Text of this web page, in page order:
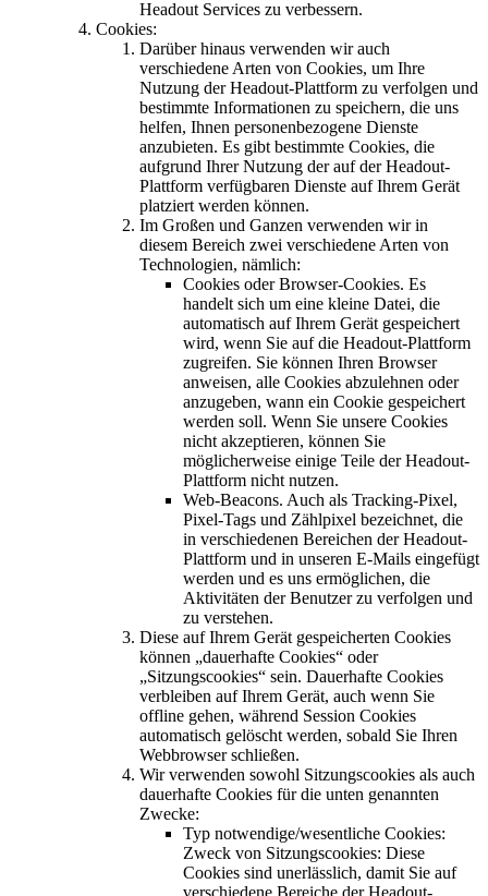
Headout Services zu verbessern.
Cookies:
Darüber hinaus verwenden wir auch
verschiedene Arten von Cookies, um Ihre
Nutzung der Headout-Plattform zu verfolgen und
bestimmte Informationen zu speichern, die uns
helfen, Ihnen personenbezogene Dienste
anzubieten. Es gibt bestimmte Cookies, die
aufgrund Ihrer Nutzung der auf der Headout-
Plattform verfügbaren Dienste auf Ihrem Gerät
platziert werden können.
Im Großen und Ganzen verwenden wir in
diesem Bereich zwei verschiedene Arten von
Technologien, nämlich:
Cookies oder Browser-Cookies. Es
handelt sich um eine kleine Datei, die
automatisch auf Ihrem Gerät gespeichert
wird, wenn Sie auf die Headout-Plattform
zugreifen. Sie können Ihren Browser
anweisen, alle Cookies abzulehnen oder
anzugeben, wann ein Cookie gespeichert
werden soll. Wenn Sie unsere Cookies
nicht akzeptieren, können Sie
möglicherweise einige Teile der Headout-
Plattform nicht nutzen.
Web-Beacons. Auch als Tracking-Pixel,
Pixel-Tags und Zählpixel bezeichnet, die
in verschiedenen Bereichen der Headout-
Plattform und in unseren E-Mails eingefügt
werden und es uns ermöglichen, die
Aktivitäten der Benutzer zu verfolgen und
zu verstehen.
Diese auf Ihrem Gerät gespeicherten Cookies
können „dauerhafte Cookies“ oder
„Sitzungscookies“ sein. Dauerhafte Cookies
verbleiben auf Ihrem Gerät, auch wenn Sie
offline gehen, während Session Cookies
automatisch gelöscht werden, sobald Sie Ihren
Webbrowser schließen.
Wir verwenden sowohl Sitzungscookies als auch
dauerhafte Cookies für die unten genannten
Zwecke:
Typ notwendige/wesentliche Cookies:
Zweck von Sitzungscookies: Diese
Cookies sind unerlässlich, damit Sie auf
verschiedene Bereiche der Headout-